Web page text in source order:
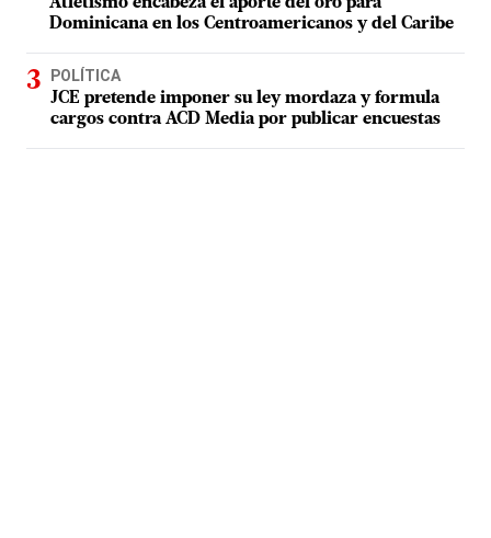
Atletismo encabeza el aporte del oro para
Dominicana en los Centroamericanos y del Caribe
POLÍTICA
JCE pretende imponer su ley mordaza y formula
cargos contra ACD Media por publicar encuestas